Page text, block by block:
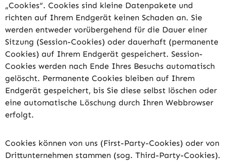
„Cookies“. Cookies sind kleine Datenpakete und
richten auf Ihrem Endgerät keinen Schaden an. Sie
werden entweder vorübergehend für die Dauer einer
Sitzung (Session-Cookies) oder dauerhaft (permanente
Cookies) auf Ihrem Endgerät gespeichert. Session-
Cookies werden nach Ende Ihres Besuchs automatisch
gelöscht. Permanente Cookies bleiben auf Ihrem
Endgerät gespeichert, bis Sie diese selbst löschen oder
eine automatische Löschung durch Ihren Webbrowser
erfolgt.
Cookies können von uns (First-Party-Cookies) oder von
Drittunternehmen stammen (sog. Third-Party-Cookies).